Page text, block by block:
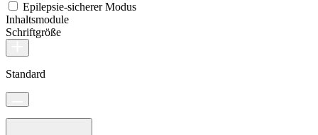
Epilepsie-sicherer Modus
Inhaltsmodule
Schriftgröße
Standard